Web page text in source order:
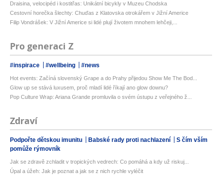
Draisina, velocipéd i kostitřas: Unikátní bicykly v Muzeu Chodska
Cestovní horečka šlechty: Chuďas z Klatovska otrokářem v Jižní Americe
Filip Vondrášek: V Jižní Americe si lidé plují životem mnohem lehčeji,...
Pro generaci Z
#inspirace #wellbeing #news
Hot events: Začíná slovenský Grape a do Prahy přijedou Show Me The Bod...
Glow up se stává luxusem, proč mladí lidé říkají ano glow downu?
Pop Culture Wrap: Ariana Grande promluvila o svém ústupu z veřejného ž...
Zdraví
Podpořte dětskou imunitu Babské rady proti nachlazení
S čím vším
pomůže rýmovník
Jak se zdravě zchladit v tropických vedrech: Co pomáhá a kdy už riskuj...
Úpal a úžeh: Jak je poznat a jak se z nich rychle vyléčit